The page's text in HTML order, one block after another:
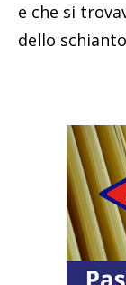
e che si
dello